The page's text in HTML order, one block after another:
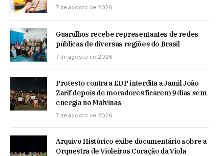
7 de agosto de 2026
Guarulhos recebe representantes de redes
públicas de diversas regiões do Brasil
7 de agosto de 2026
Protesto contra a EDP interdita a Jamil João
Zarif depois de moradores ficarem 9 dias sem
energia no Malvinas
7 de agosto de 2026
Arquivo Histórico exibe documentário sobre a
Orquestra de Violeiros Coração da Viola